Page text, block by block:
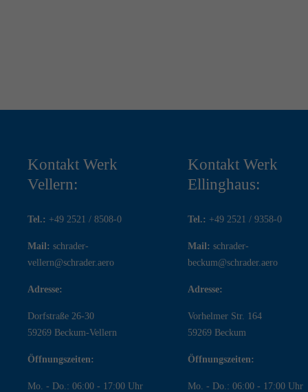
Kontakt Werk
Vellern:
Tel.: +49 2521 / 8508-0
Mail: schrader-
vellern@schrader.aero
Adresse:
Dorfstraße 26-30
59269 Beckum-Vellern
Öffnungszeiten:
Mo. - Do.: 06:00 - 17:00 Uhr
Kontakt Werk
Ellinghaus:
Tel.: +49 2521 / 9358-0
Mail: schrader-
beckum@schrader.aero
Adresse:
Vorhelmer Str. 164
59269 Beckum
Öffnungszeiten:
Mo. - Do.: 06:00 - 17:00 Uhr